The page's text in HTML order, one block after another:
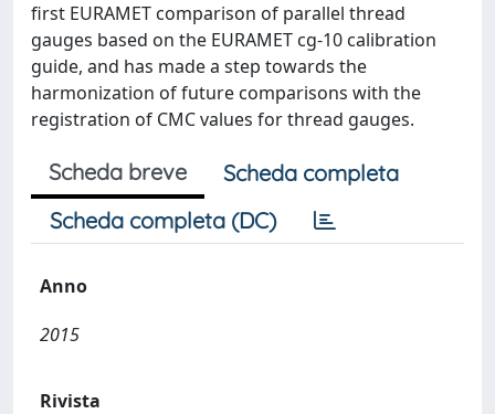
first EURAMET comparison of parallel thread
gauges based on the EURAMET cg-10 calibration
guide, and has made a step towards the
harmonization of future comparisons with the
registration of CMC values for thread gauges.
Scheda breve
Scheda completa
Scheda completa (DC)
Anno
2015
Rivista